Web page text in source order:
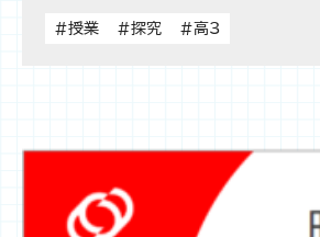
#授業 #探究 #高3